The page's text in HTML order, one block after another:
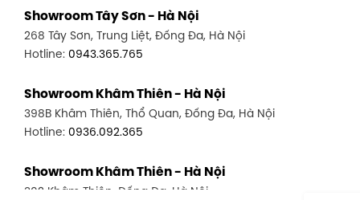
Showroom Biên Hòa - Đồng Nai
452 Nguyễn Ái Quốc, Tân Tiến, TP. Biên Hòa, Đồng Nai
Hotline:0934.02.18.18
Showroom Tây Sơn - Hà Nội
268 Tây Sơn, Trung Liệt, Đống Đa, Hà Nội
Hotline: 0943.365.765
Showroom Khâm Thiên - Hà Nội
398B Khâm Thiên, Thổ Quan, Đống Đa, Hà Nội
Hotline: 0936.092.365
Showroom Khâm Thiên - Hà Nội
302 Khâm Thiên, Đống Đa, Hà Nội